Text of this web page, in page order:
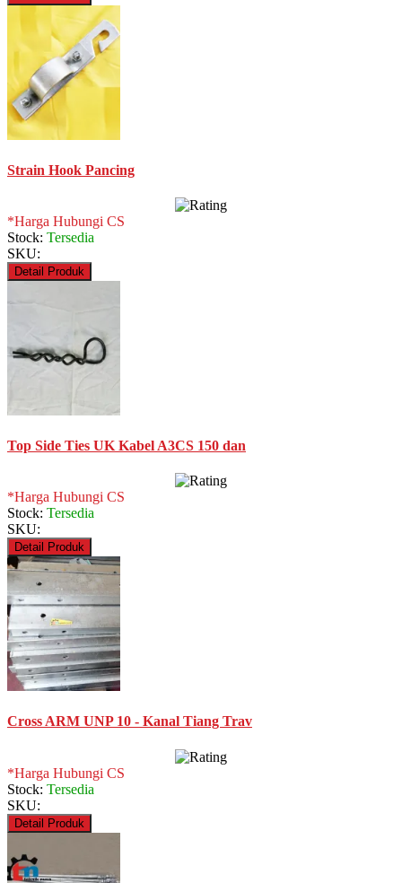
Strain Hook Pancing
*Harga Hubungi CS
Stock: Tersedia
SKU:
Detail Produk
Top Side Ties UK Kabel A3CS 150 dan
*Harga Hubungi CS
Stock: Tersedia
SKU:
Detail Produk
Cross ARM UNP 10 - Kanal Tiang Trav
*Harga Hubungi CS
Stock: Tersedia
SKU:
Detail Produk